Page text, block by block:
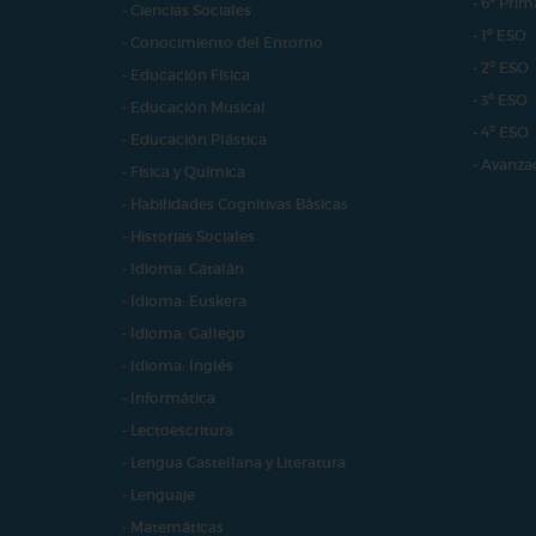
- Ciencias Sociales
- Conocimiento del Entorno
- Educación Física
- Educación Musical
- Educación Plástica
- Física y Química
- Habilidades Cognitivas Básicas
- Historias Sociales
- Idioma: Catalán
- Idioma: Euskera
- Idioma: Gallego
- Idioma: Inglés
- Informática
- Lectoescritura
- Lengua Castellana y Literatura
- Lenguaje
- Matemáticas
- 1º ESO
- 2º ESO
- 3º ESO
- 4º ESO
-